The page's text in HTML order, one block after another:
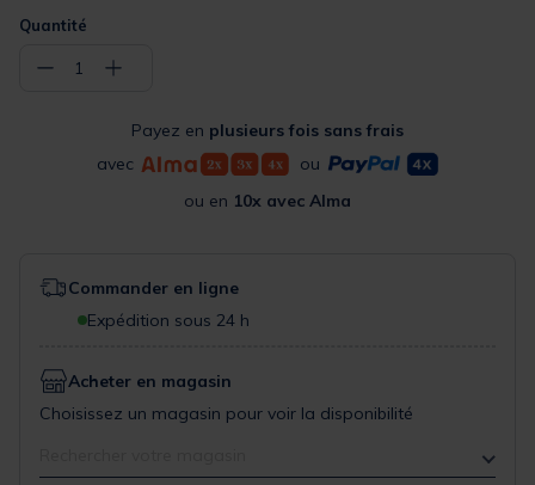
Quantité
− 1 +
Payez en plusieurs fois sans frais
avec
ou
ou en 10x avec Alma
Commander en ligne
Expédition sous 24 h
Acheter en magasin
Choisissez un magasin pour voir la disponibilité